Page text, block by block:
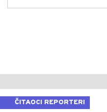
ČITAOCI REPORTERI